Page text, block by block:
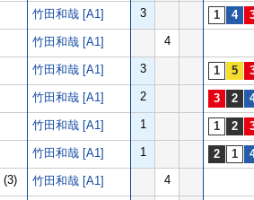
竹田和哉 [A1] 3
竹田和哉 [A1] 4
竹田和哉 [A1] 3
竹田和哉 [A1] 2
竹田和哉 [A1] 1
竹田和哉 [A1] 1
(3) 竹田和哉 [A1] 4